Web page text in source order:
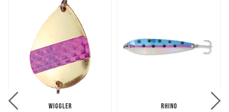
WIGGLER RHINO